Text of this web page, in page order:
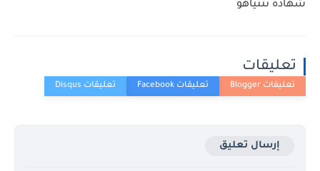
شهادة نتنياهو
تعليقات
إرسال تعليق